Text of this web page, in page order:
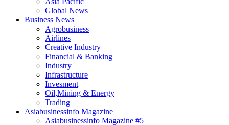
Global News
Business News
Agrobusiness
Airlines
Creative Industry
Financial & Banking
Industry
Infrastructure
Invesment
Oil,Mining & Energy
Trading
Asiabusinessinfo Magazine
Asiabusinessinfo Magazine #5